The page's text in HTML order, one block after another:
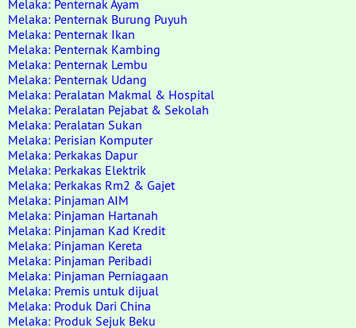
Melaka: Penternak Ayam
Melaka: Penternak Burung Puyuh
Melaka: Penternak Ikan
Melaka: Penternak Kambing
Melaka: Penternak Lembu
Melaka: Penternak Udang
Melaka: Peralatan Makmal & Hospital
Melaka: Peralatan Pejabat & Sekolah
Melaka: Peralatan Sukan
Melaka: Perisian Komputer
Melaka: Perkakas Dapur
Melaka: Perkakas Elektrik
Melaka: Perkakas Rm2 & Gajet
Melaka: Pinjaman AIM
Melaka: Pinjaman Hartanah
Melaka: Pinjaman Kad Kredit
Melaka: Pinjaman Kereta
Melaka: Pinjaman Peribadi
Melaka: Pinjaman Perniagaan
Melaka: Premis untuk dijual
Melaka: Produk Dari China
Melaka: Produk Sejuk Beku